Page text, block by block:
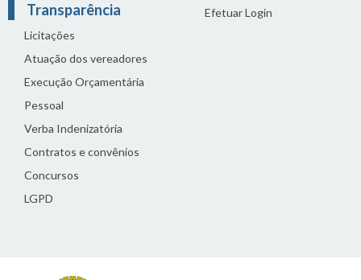
Transparência
Licitações
Atuação dos vereadores
Execução Orçamentária
Pessoal
Verba Indenizatória
Contratos e convênios
Concursos
LGPD
Efetuar Login